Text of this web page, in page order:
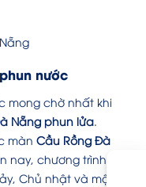
nước
mong chờ nhất khi
Nẵng phun lửa.
màn Cầu Rồng Đà
nay, chương trình
Chủ nhật và một